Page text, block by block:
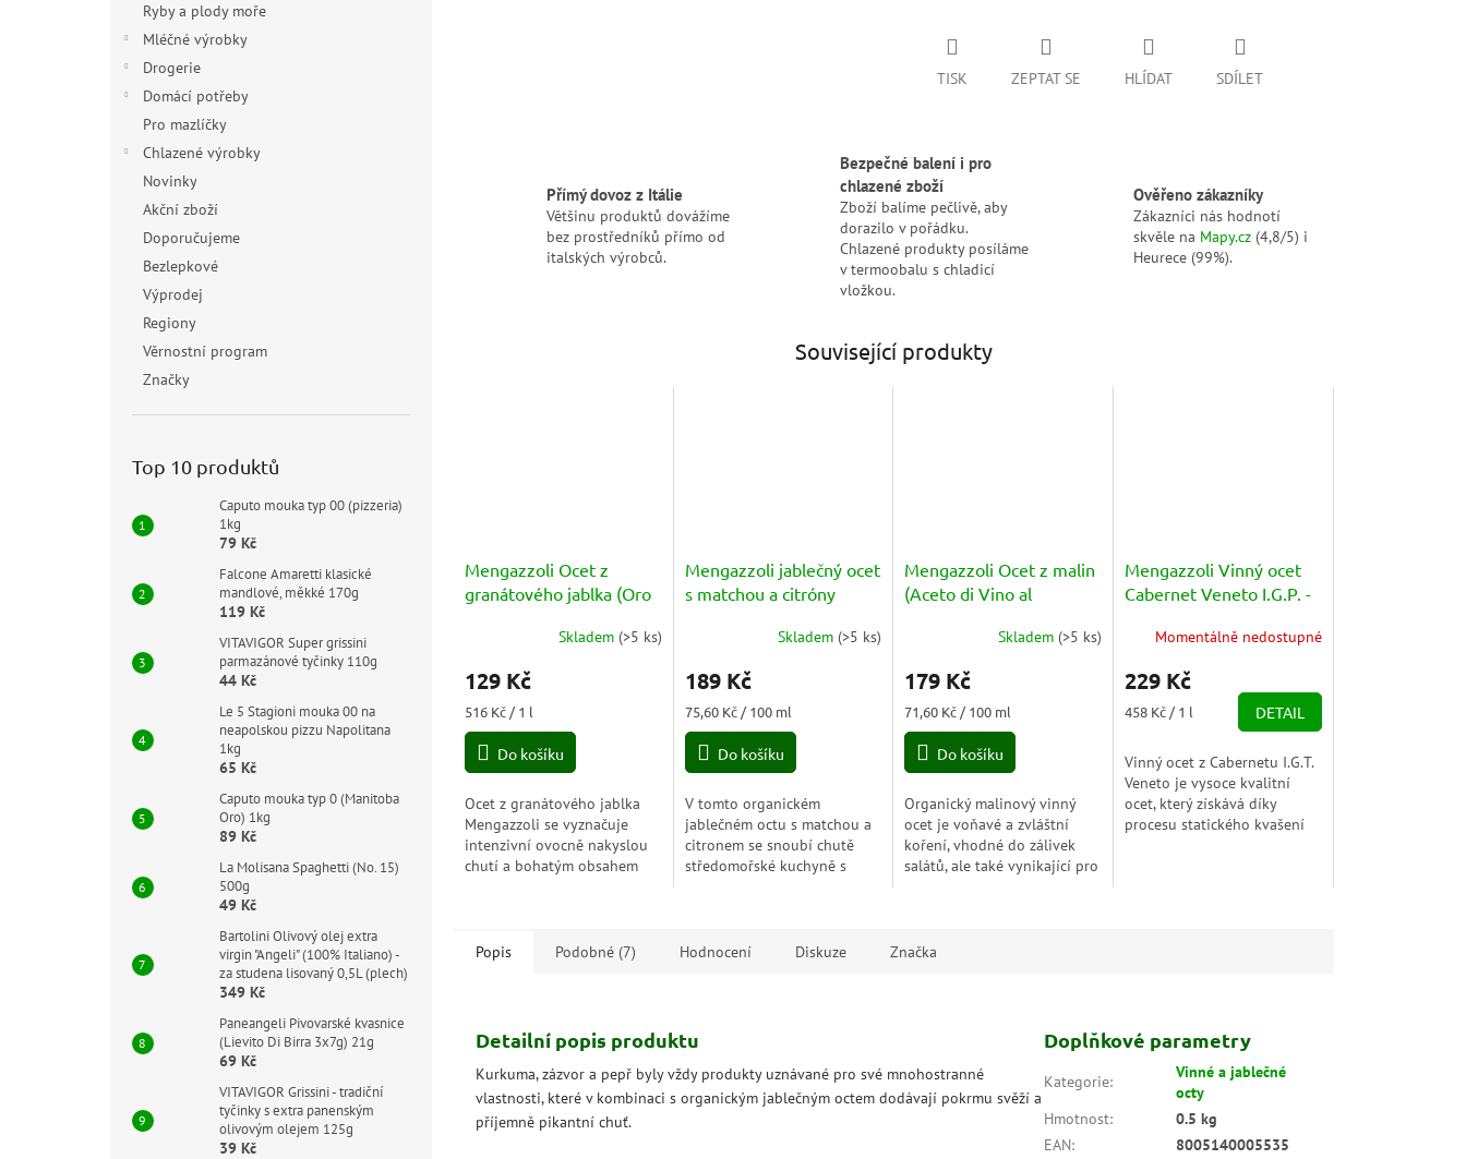
Ryby a plody moře
Mléčné výrobky
Drogerie
Domácí potřeby
Pro mazlíčky
Chlazené výrobky
Novinky
Akční zboží
Doporučujeme
Bezlepkové
Výprodej
Regiony
Věrnostní program
Značky
Top 10 produktů
Caputo mouka typ 00 (pizzeria)
1kg
79 Kč
Falcone Amaretti klasické
mandlové, měkké 170g
119 Kč
VITAVIGOR Super grissini
parmazánové tyčinky 110g
44 Kč
Le 5 Stagioni mouka 00 na
neapolskou pizzu Napolitana
1kg
65 Kč
Caputo mouka typ 0 (Manitoba
Oro) 1kg
89 Kč
La Molisana Spaghetti (No. 15)
500g
49 Kč
Bartolini Olivový olej extra
virgin "Angeli" (100% Italiano) -
za studena lisovaný 0,5L (plech)
349 Kč
Paneangeli Pivovarské kvasnice
(Lievito Di Birra 3x7g) 21g
69 Kč
VITAVIGOR Grissini - tradiční
tyčinky s extra panenským
olivovým olejem 125g
39 Kč
TISK ZEPTAT SE HLÍDAT SDÍLET
Přímý dovoz z Itálie
Většinu produktů dovážíme
bez prostředníků přímo od
italských výrobců.
Bezpečné balení i pro
chlazené zboží
Zboží balíme pečlivě, aby
dorazilo v pořádku.
Chlazené produkty posíláme
v termoobalu s chladicí
vložkou.
Ověřeno zákazníky
Zákazníci nás hodnotí
skvěle na Mapy.cz (4,8/5) i
Heurece (99%).
Související produkty
Mengazzoli Ocet z
granátového jablka (Oro
biologico) BIO 250ml
produktu
5,0
5
Skladem (>5 ks)
129 Kč
Měrná
cena:
516 Kč / 1 l
Do košíku
Ocet z granátového jablka
Mengazzoli se vyznačuje
intenzivní ovocně nakyslou
chutí a bohatým obsahem
Mengazzoli jablečný ocet
s matchou a citróny
Matcha e Limone) BIO
Skladem(>5 ks)
189 Kč
Měrná
cena:
75,60 Kč / 100 ml
Do košíku
V tomto organickém
jablečném octu s matchou a
citronem se snoubí chutě
středomořské kuchyně s
povzbuzující,...
Mengazzoli Ocet z malin
(Aceto di Vino al
Skladem(>5 ks)
179 Kč
Měrná
cena:
71,60 Kč / 100 ml
Do košíku
Organický malinový vinný
ocet je voňavé a zvláštní
koření, vhodné do zálivek
salátů, ale také vynikající pro
Mengazzoli Vinný ocet
Cabernet Veneto I.G.P. -
Momentálně nedostupné
229 Kč
Měrná
458 Kč / 1 l DETAIL
Vinný ocet z Cabernetu I.G.T.
Veneto je vysoce kvalitní
ocet, který získává díky
procesu statického kvašení
Popis Podobné (7) Hodnocení Diskuze Značka
Detailní popis produktu
Kurkuma, zázvor a pepř byly vždy produkty uznávané pro své mnohostranné
vlastnosti, které v kombinaci s organickým jablečným octem dodávají pokrmu svěží a
příjemně pikantní chuť.
Doplňkové parametry
Kategorie:
Vinné a jablečné
octy
Hmotnost:
0.5 kg
EAN:
8005140005535